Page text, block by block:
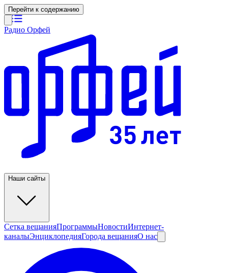
Перейти к содержанию
Радио Орфей
Наши сайты
Сетка вещанияПрограммыНовостиИнтернет-
каналыЭнциклопедияГорода вещанияО нас